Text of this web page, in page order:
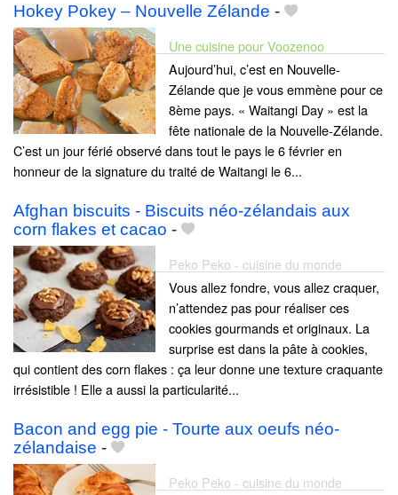
Hokey Pokey – Nouvelle Zélande -
Une cuisine pour Voozenoo
Aujourd’hui, c’est en Nouvelle-
Zélande que je vous emmène pour ce
8ème pays. « Waitangi Day » est la
fête nationale de la Nouvelle-Zélande.
C’est un jour férié observé dans tout le pays le 6 février en
honneur de la signature du traité de Waitangi le 6...
Afghan biscuits - Biscuits néo-zélandais aux
corn flakes et cacao -
Peko Peko - cuisine du monde
Vous allez fondre, vous allez craquer,
n’attendez pas pour réaliser ces
cookies gourmands et originaux. La
surprise est dans la pâte à cookies,
qui contient des corn flakes : ça leur donne une texture craquante
irrésistible ! Elle a aussi la particularité...
Bacon and egg pie - Tourte aux oeufs néo-
zélandaise -
Peko Peko - cuisine du monde